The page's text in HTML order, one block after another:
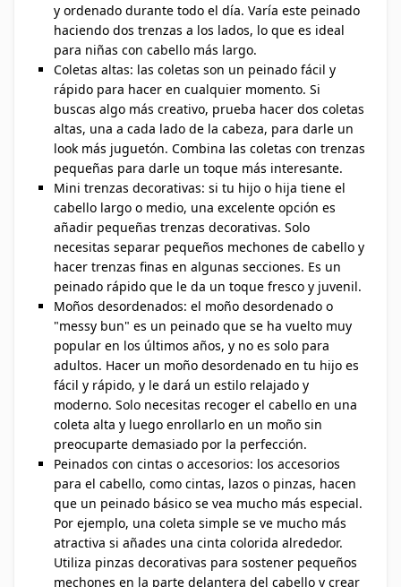
y ordenado durante todo el día. Varía este peinado
haciendo dos trenzas a los lados, lo que es ideal
para niñas con cabello más largo.
Coletas altas: las coletas son un peinado fácil y
rápido para hacer en cualquier momento. Si
buscas algo más creativo, prueba hacer dos coletas
altas, una a cada lado de la cabeza, para darle un
look más juguetón. Combina las coletas con trenzas
pequeñas para darle un toque más interesante.
Mini trenzas decorativas: si tu hijo o hija tiene el
cabello largo o medio, una excelente opción es
añadir pequeñas trenzas decorativas. Solo
necesitas separar pequeños mechones de cabello y
hacer trenzas finas en algunas secciones. Es un
peinado rápido que le da un toque fresco y juvenil.
Moños desordenados: el moño desordenado o
"messy bun" es un peinado que se ha vuelto muy
popular en los últimos años, y no es solo para
adultos. Hacer un moño desordenado en tu hijo es
fácil y rápido, y le dará un estilo relajado y
moderno. Solo necesitas recoger el cabello en una
coleta alta y luego enrollarlo en un moño sin
preocuparte demasiado por la perfección.
Peinados con cintas o accesorios: los accesorios
para el cabello, como cintas, lazos o pinzas, hacen
que un peinado básico se vea mucho más especial.
Por ejemplo, una coleta simple se ve mucho más
atractiva si añades una cinta colorida alrededor.
Utiliza pinzas decorativas para sostener pequeños
mechones en la parte delantera del cabello y crear